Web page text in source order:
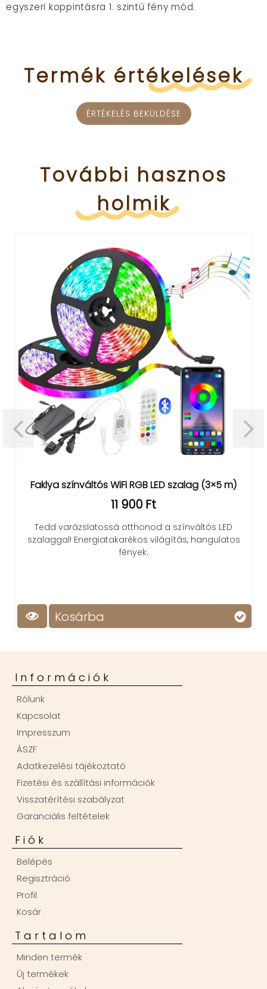
egyszeri koppintásra 1. szintű fény mód.
Termék értékelések
ÉRTÉKELÉS BEKÜLDÉSE
További hasznos
holmik
Faklya színváltós WiFi RGB LED szalag (3×5 m)
11 900 Ft
Tedd varázslatossá otthonod a színváltós LED
szalaggal! Energiatakarékos világítás, hangulatos
fények.
Kosárba
Információk
Rólunk
Kapcsolat
Impresszum
ÁSZF
Adatkezelési tájékoztató
Fizetési és szállítási információk
Visszatérítési szabályzat
Garanciális feltételek
Fiók
Belépés
Regisztráció
Profil
Kosár
Tartalom
Minden termék
Új termékek